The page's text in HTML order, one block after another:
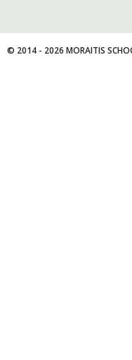
© 2014 - 2026 MORAITIS